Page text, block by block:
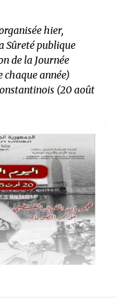
hier,
Sûreté publique
de la Journée
année)
(20 août